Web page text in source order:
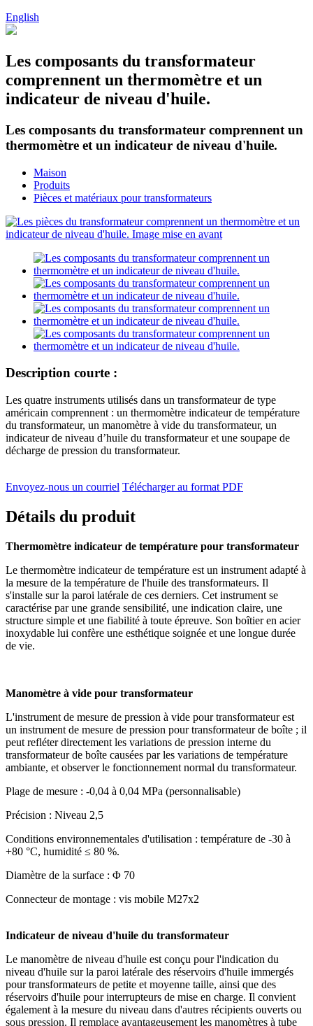
English
Les composants du transformateur
comprennent un thermomètre et un
indicateur de niveau d'huile.
Les composants du transformateur comprennent un
thermomètre et un indicateur de niveau d'huile.
Maison
Produits
Pièces et matériaux pour transformateurs
Description courte :
Les quatre instruments utilisés dans un transformateur de type
américain comprennent : un thermomètre indicateur de température
du transformateur, un manomètre à vide du transformateur, un
indicateur de niveau d’huile du transformateur et une soupape de
décharge de pression du transformateur.
Envoyez-nous un courriel Télécharger au format PDF
Détails du produit
Thermomètre indicateur de température pour transformateur
Le thermomètre indicateur de température est un instrument adapté à
la mesure de la température de l'huile des transformateurs. Il
s'installe sur la paroi latérale de ces derniers. Cet instrument se
caractérise par une grande sensibilité, une indication claire, une
structure simple et une fiabilité à toute épreuve. Son boîtier en acier
inoxydable lui confère une esthétique soignée et une longue durée
de vie.
Manomètre à vide pour transformateur
L'instrument de mesure de pression à vide pour transformateur est
un instrument de mesure de pression pour transformateur de boîte ; il
peut refléter directement les variations de pression interne du
transformateur de boîte causées par les variations de température
ambiante, et observer le fonctionnement normal du transformateur.
Plage de mesure : -0,04 à 0,04 MPa (personnalisable)
Précision : Niveau 2,5
Conditions environnementales d'utilisation : température de -30 à
+80 °C, humidité ≤ 80 %.
Diamètre de la surface : Φ 70
Connecteur de montage : vis mobile M27x2
Indicateur de niveau d'huile du transformateur
Le manomètre de niveau d'huile est conçu pour l'indication du
niveau d'huile sur la paroi latérale des réservoirs d'huile immergés
pour transformateurs de petite et moyenne taille, ainsi que des
réservoirs d'huile pour interrupteurs de mise en charge. Il convient
également à la mesure du niveau dans d'autres récipients ouverts ou
sous pression. Il remplace avantageusement les manomètres à tube